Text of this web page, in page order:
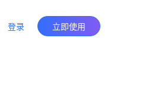
登录 立即使用